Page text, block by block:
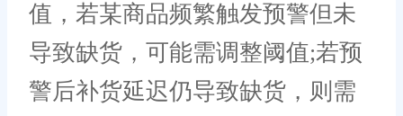
值，若某商品频繁触发预警但未
导致缺货，可能需调整阈值;若预
警后补货延迟仍导致缺货，则需